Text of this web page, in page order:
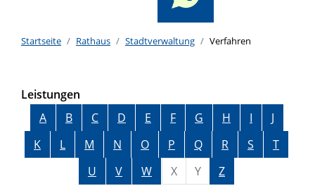
Startseite Rathaus Stadtverwaltung Verfahren
Leistungen
Alphabetisches Register überspringen
A B C D E F G H I
J
K
L M N O P Q R S
T
U
V W X Y Z